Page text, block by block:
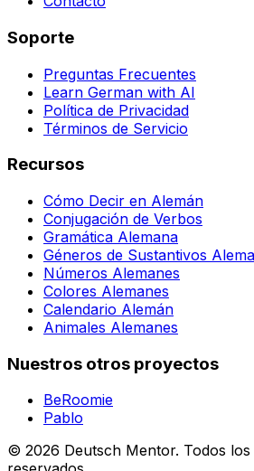
Soporte
Preguntas Frecuentes
Learn German with AI
Política de Privacidad
Términos de Servicio
Recursos
Cómo Decir en Alemán
Conjugación de Verbos
Gramática Alemana
Géneros de Sustantivos
Números Alemanes
Colores Alemanes
Calendario Alemán
Animales Alemanes
Nuestros otros proyectos
BeRoomie
Pablo
© 2026 Deutsch Mentor. Todos